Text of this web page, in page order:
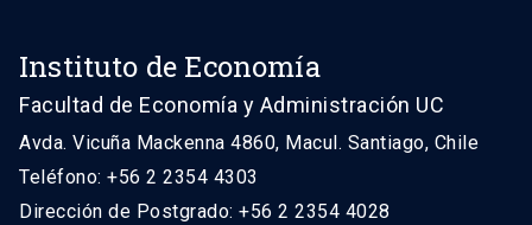
Instituto de Economía
Facultad de Economía y Administración UC
Avda. Vicuña Mackenna 4860, Macul. Santiago, Chile
Teléfono: +56 2 2354 4303
Dirección de Postgrado: +56 2 2354 4028